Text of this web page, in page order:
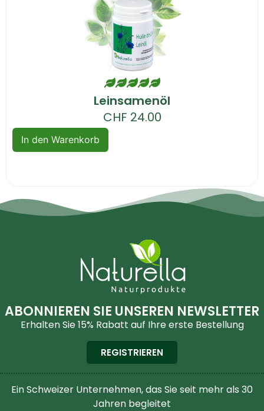
Leinsamenöl
CHF 24.00
In den Warenkorb
ABONNIEREN SIE UNSEREN NEWSLETTER
Erhalten Sie 15% Rabatt auf Ihre erste Bestellung
REGISTRIEREN
Ein Schweizer Unternehmen, das Sie seit mehr als 30
Jahren begleitet